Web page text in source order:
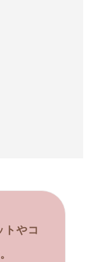
トやコ